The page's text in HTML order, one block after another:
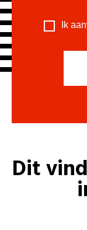
Ik
Dit